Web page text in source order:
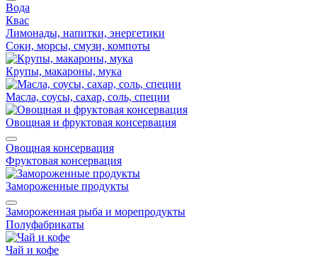
Вода
Квас
Лимонады, напитки, энергетики
Соки, морсы, смузи, компоты
Крупы, макароны, мука
Масла, соусы, сахар, соль, специи
Овощная и фруктовая консервация
Овощная консервация
Фруктовая консервация
Замороженные продукты
Замороженная рыба и морепродукты
Полуфабрикаты
Чай и кофе